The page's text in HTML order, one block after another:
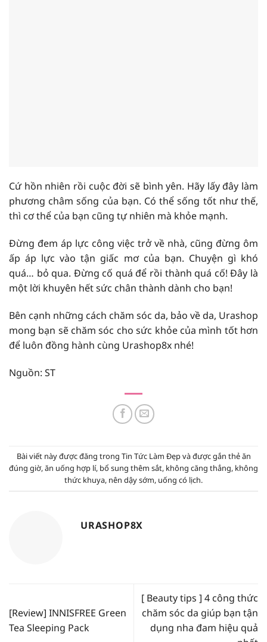
Cứ hồn nhiên rồi cuộc đời sẽ bình yên. Hãy lấy đây làm
phương châm sống của bạn. Có thể sống tốt như thế,
thì cơ thể của bạn cũng tự nhiên mà khỏe mạnh.
Đừng đem áp lực công việc trở về nhà, cũng đừng ôm
ấp áp lực vào tận giấc mơ của bạn. Chuyện gì khó
quá… bỏ qua. Đừng cố quá để rồi thành quá cố! Đây là
một lời khuyên hết sức chân thành dành cho bạn!
Bên cạnh những cách chăm sóc da, bảo về da, Urashop
mong bạn sẽ chăm sóc cho sức khỏe của mình tốt hơn
để luôn đồng hành cùng Urashop8x nhé!
Nguồn: ST
Bài viết này được đăng trong Tin Tức Làm Đẹpvà được gắn thẻăn
đúng giờ,ăn uống hợp lí, bổ sung thêm sắt, không căng thẳng, không
thức khuya, nên dậy sớm, uống có lịch.
URASHOP8X
[Review] INNISFREE Green
Tea Sleeping Pack
[ Beauty tips ] 4 công thức
chăm sóc da giúp bạn tận
dụng nha đam hiệu quả